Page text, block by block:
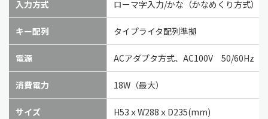
入力方式 ローマ字入力/かな（かなめくり方式）
キー配列 タイプライタ配列準拠
電源 ACアダプタ方式、AC100V 50/60Hz
消費電力 18W（最大）
サイズ H53ｘW288ｘD235(mm)